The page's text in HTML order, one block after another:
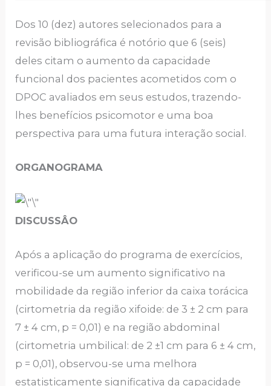
Dos 10 (dez) autores selecionados para a
revisão bibliográfica é notório que 6 (seis)
deles citam o aumento da capacidade
funcional dos pacientes acometidos com o
DPOC avaliados em seus estudos, trazendo-
lhes benefícios psicomotor e uma boa
perspectiva para uma futura interação social.
ORGANOGRAMA
DISCUSSÂO
Após a aplicação do programa de exercícios,
verificou-se um aumento significativo na
mobilidade da região inferior da caixa torácica
(cirtometria da região xifoide: de 3 ± 2 cm para
7 ± 4 cm, p = 0,01) e na região abdominal
(cirtometria umbilical: de 2 ±1 cm para 6 ± 4 cm,
p = 0,01), observou-se uma melhora
estatisticamente significativa da capacidade